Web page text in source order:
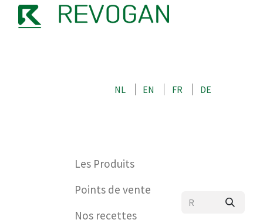
NL EN FR DE
Les Produits
Points de vente
Nos recettes